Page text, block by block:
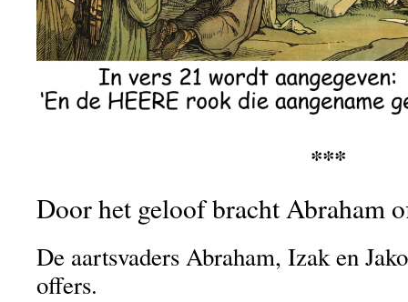
***
Door het geloof bracht Abraham
De aartsvaders Abraham, Izak en
offers.